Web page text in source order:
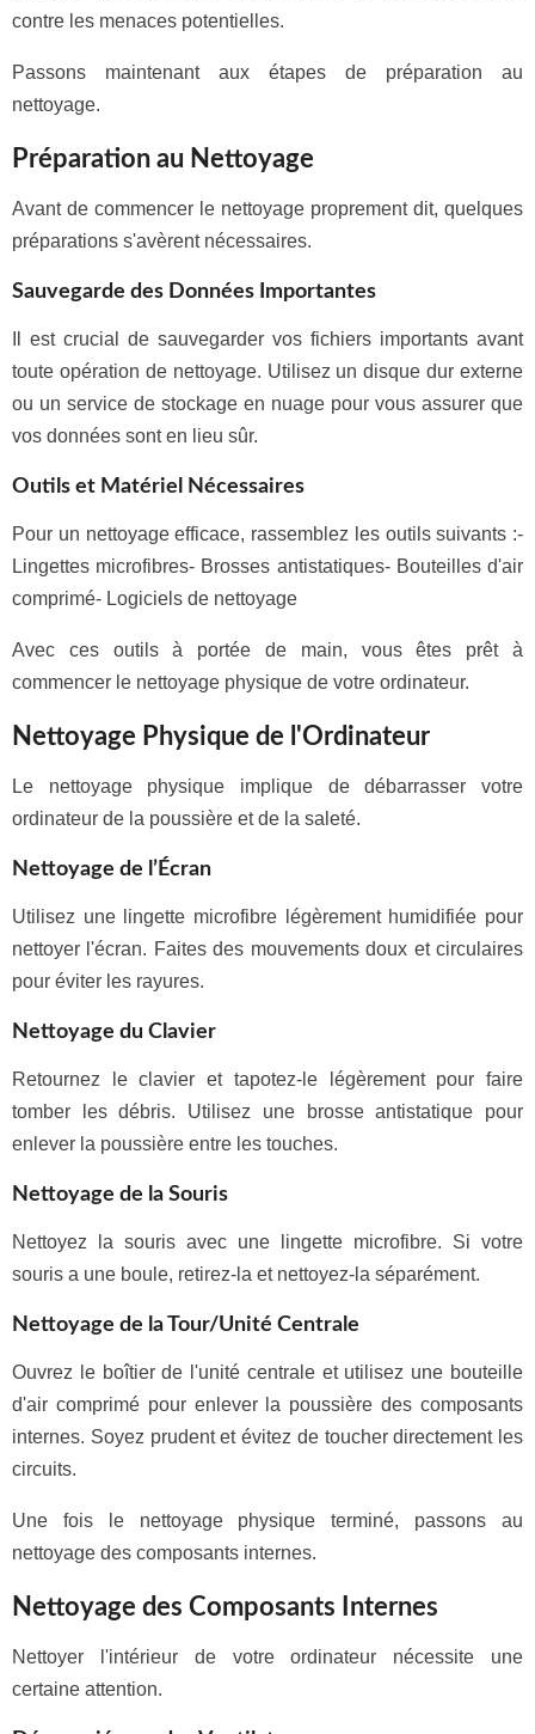
contre les menaces potentielles.
Passons maintenant aux étapes de préparation au
nettoyage.
Préparation au Nettoyage
Avant de commencer le nettoyage proprement dit, quelques
préparations s'avèrent nécessaires.
Sauvegarde des Données Importantes
Il est crucial de sauvegarder vos fichiers importants avant
toute opération de nettoyage. Utilisez un disque dur externe
ou un service de stockage en nuage pour vous assurer que
vos données sont en lieu sûr.
Outils et Matériel Nécessaires
Pour un nettoyage efficace, rassemblez les outils suivants :-
Lingettes microfibres- Brosses antistatiques- Bouteilles d'air
comprimé- Logiciels de nettoyage
Avec ces outils à portée de main, vous êtes prêt à
commencer le nettoyage physique de votre ordinateur.
Nettoyage Physique de l'Ordinateur
Le nettoyage physique implique de débarrasser votre
ordinateur de la poussière et de la saleté.
Nettoyage de l’Écran
Utilisez une lingette microfibre légèrement humidifiée pour
nettoyer l'écran. Faites des mouvements doux et circulaires
pour éviter les rayures.
Nettoyage du Clavier
Retournez le clavier et tapotez-le légèrement pour faire
tomber les débris. Utilisez une brosse antistatique pour
enlever la poussière entre les touches.
Nettoyage de la Souris
Nettoyez la souris avec une lingette microfibre. Si votre
souris a une boule, retirez-la et nettoyez-la séparément.
Nettoyage de la Tour/Unité Centrale
Ouvrez le boîtier de l'unité centrale et utilisez une bouteille
d'air comprimé pour enlever la poussière des composants
internes. Soyez prudent et évitez de toucher directement les
circuits.
Une fois le nettoyage physique terminé, passons au
nettoyage des composants internes.
Nettoyage des Composants Internes
Nettoyer l'intérieur de votre ordinateur nécessite une
certaine attention.